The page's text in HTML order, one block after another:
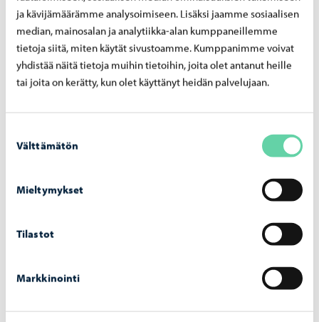
ja kävijämäärämme analysoimiseen. Lisäksi jaamme sosiaalisen
median, mainosalan ja analytiikka-alan kumppaneillemme
tietoja siitä, miten käytät sivustoamme. Kumppanimme voivat
yhdistää näitä tietoja muihin tietoihin, joita olet antanut heille
tai joita on kerätty, kun olet käyttänyt heidän palvelujaan.
valinta
Välttämätön
Mieltymykset
Tilastot
Markkinointi
Opetus ja koulutus
Op­pi­las­ko­nei­den verk­ko­tur­val­li­suut­ta vah­
vis­te­taan hait­ta­si­vus­to­jen la­taa­mi­sen es­tä­